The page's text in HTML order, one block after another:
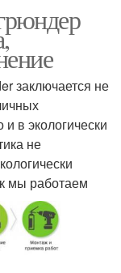
заключается не
в экологически
не
мы работаем